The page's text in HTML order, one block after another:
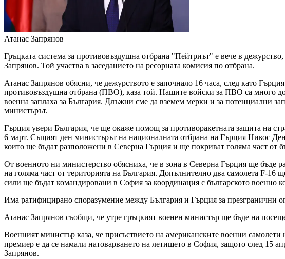
Атанас Запрянов
Гръцката система за противовъздушна отбрана "Пейтриът" е вече в
Запрянов. Той участва в заседанието на ресорната комисия по отбрана.
Атанас Запрянов обясни, че дежурството е започнало 16 часа, след като
противовъздушна отбрана (ПВО), каза той. Нашите войски за ПВО са много
военна заплаха за България. Длъжни сме да вземем мерки и за потенциални
министърът.
Гърция увери България, че ще окаже помощ за противоракетната защита на
6 март. Същият ден министърът на националната отбрана на Гърция Никос
които ще бъдат разположени в Северна Гърция и ще покриват голяма част от
От военното ни министерство обясниха, че в зона в Северна Гърция ще бъде
на голяма част от територията на България. Допълнително два самолета F-
сили ще бъдат командировани в София за координация с българското военно
Има ратифицирано споразумение между България и Гърция за презгранични
Атанас Запрянов съобщи, че утре гръцкият военен министър ще бъде на
Военният министър каза, че присъствието на американските военни
премиер е да се намали натоварването на летището в София, защото след 15
Запрянов.